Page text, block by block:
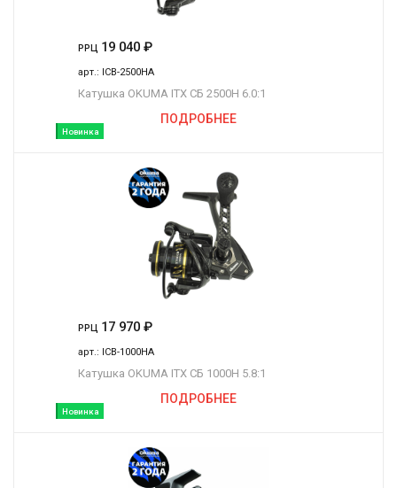
Новинка
РРЦ 19 040 ₽
арт.: ICB-2500HA
Катушка OKUMA ITX СБ 2500H 6.0:1
ПОДРОБНЕЕ
Новинка
РРЦ 17 970 ₽
арт.: ICB-1000HA
Катушка OKUMA ITX СБ 1000H 5.8:1
ПОДРОБНЕЕ